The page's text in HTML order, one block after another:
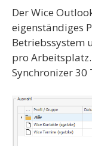
Der Wice
eigenständiges
Betriebssystem
pro
Synchronizer 30